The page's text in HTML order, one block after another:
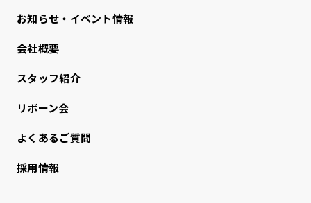
お知らせ・イベント情報
会社概要
スタッフ紹介
リボーン会
よくあるご質問
採用情報